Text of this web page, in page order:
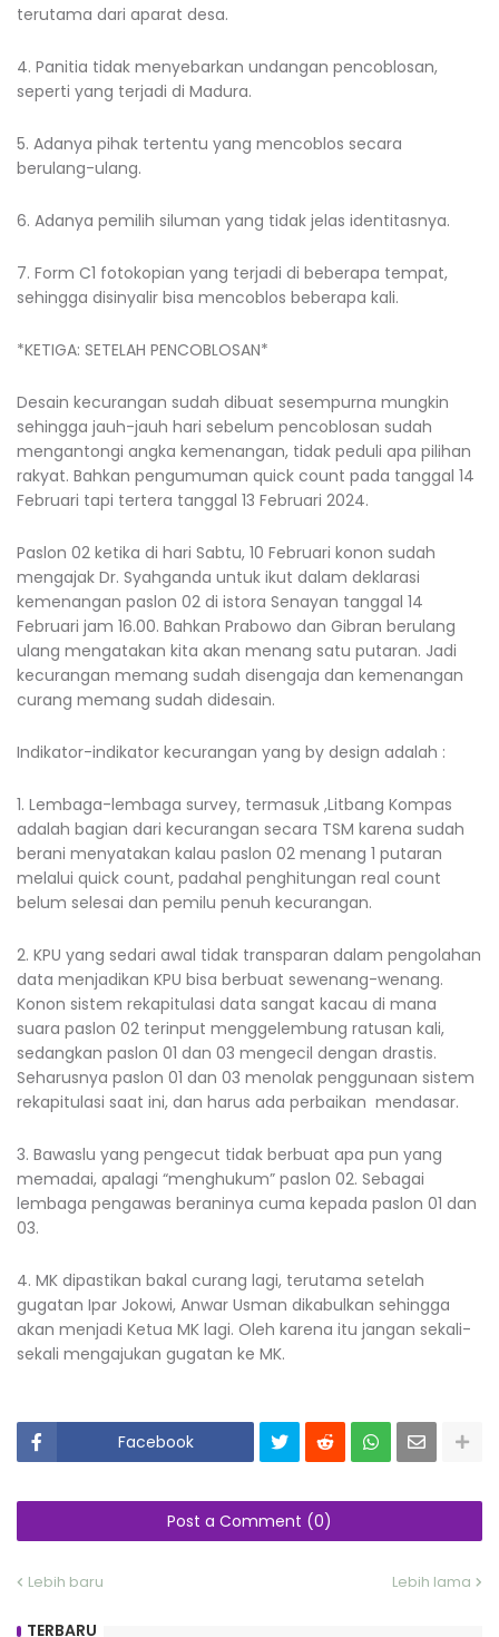
terutama dari aparat desa.
4. Panitia tidak menyebarkan undangan pencoblosan,
seperti yang terjadi di Madura.
5. Adanya pihak tertentu yang mencoblos secara
berulang-ulang.
6. Adanya pemilih siluman yang tidak jelas identitasnya.
7. Form C1 fotokopian yang terjadi di beberapa tempat,
sehingga disinyalir bisa mencoblos beberapa kali.
*KETIGA: SETELAH PENCOBLOSAN*
Desain kecurangan sudah dibuat sesempurna mungkin
sehingga jauh-jauh hari sebelum pencoblosan sudah
mengantongi angka kemenangan, tidak peduli apa pilihan
rakyat. Bahkan pengumuman quick count pada tanggal 14
Februari tapi tertera tanggal 13 Februari 2024.
Paslon 02 ketika di hari Sabtu, 10 Februari konon sudah
mengajak Dr. Syahganda untuk ikut dalam deklarasi
kemenangan paslon 02 di istora Senayan tanggal 14
Februari jam 16.00. Bahkan Prabowo dan Gibran berulang
ulang mengatakan kita akan menang satu putaran. Jadi
kecurangan memang sudah disengaja dan kemenangan
curang memang sudah didesain.
Indikator-indikator kecurangan yang by design adalah :
1. Lembaga-lembaga survey, termasuk ,Litbang Kompas
adalah bagian dari kecurangan secara TSM karena sudah
berani menyatakan kalau paslon 02 menang 1 putaran
melalui quick count, padahal penghitungan real count
belum selesai dan pemilu penuh kecurangan.
2. KPU yang sedari awal tidak transparan dalam pengolahan
data menjadikan KPU bisa berbuat sewenang-wenang.
Konon sistem rekapitulasi data sangat kacau di mana
suara paslon 02 terinput menggelembung ratusan kali,
sedangkan paslon 01 dan 03 mengecil dengan drastis.
Seharusnya paslon 01 dan 03 menolak penggunaan sistem
rekapitulasi saat ini, dan harus ada perbaikan mendasar.
3. Bawaslu yang pengecut tidak berbuat apa pun yang
memadai, apalagi “menghukum” paslon 02. Sebagai
lembaga pengawas beraninya cuma kepada paslon 01 dan
03.
4. MK dipastikan bakal curang lagi, terutama setelah
gugatan Ipar Jokowi, Anwar Usman dikabulkan sehingga
akan menjadi Ketua MK lagi. Oleh karena itu jangan sekali-
sekali mengajukan gugatan ke MK.
Facebook
Post a Comment (0)
Lebih baru Lebih lama
TERBARU